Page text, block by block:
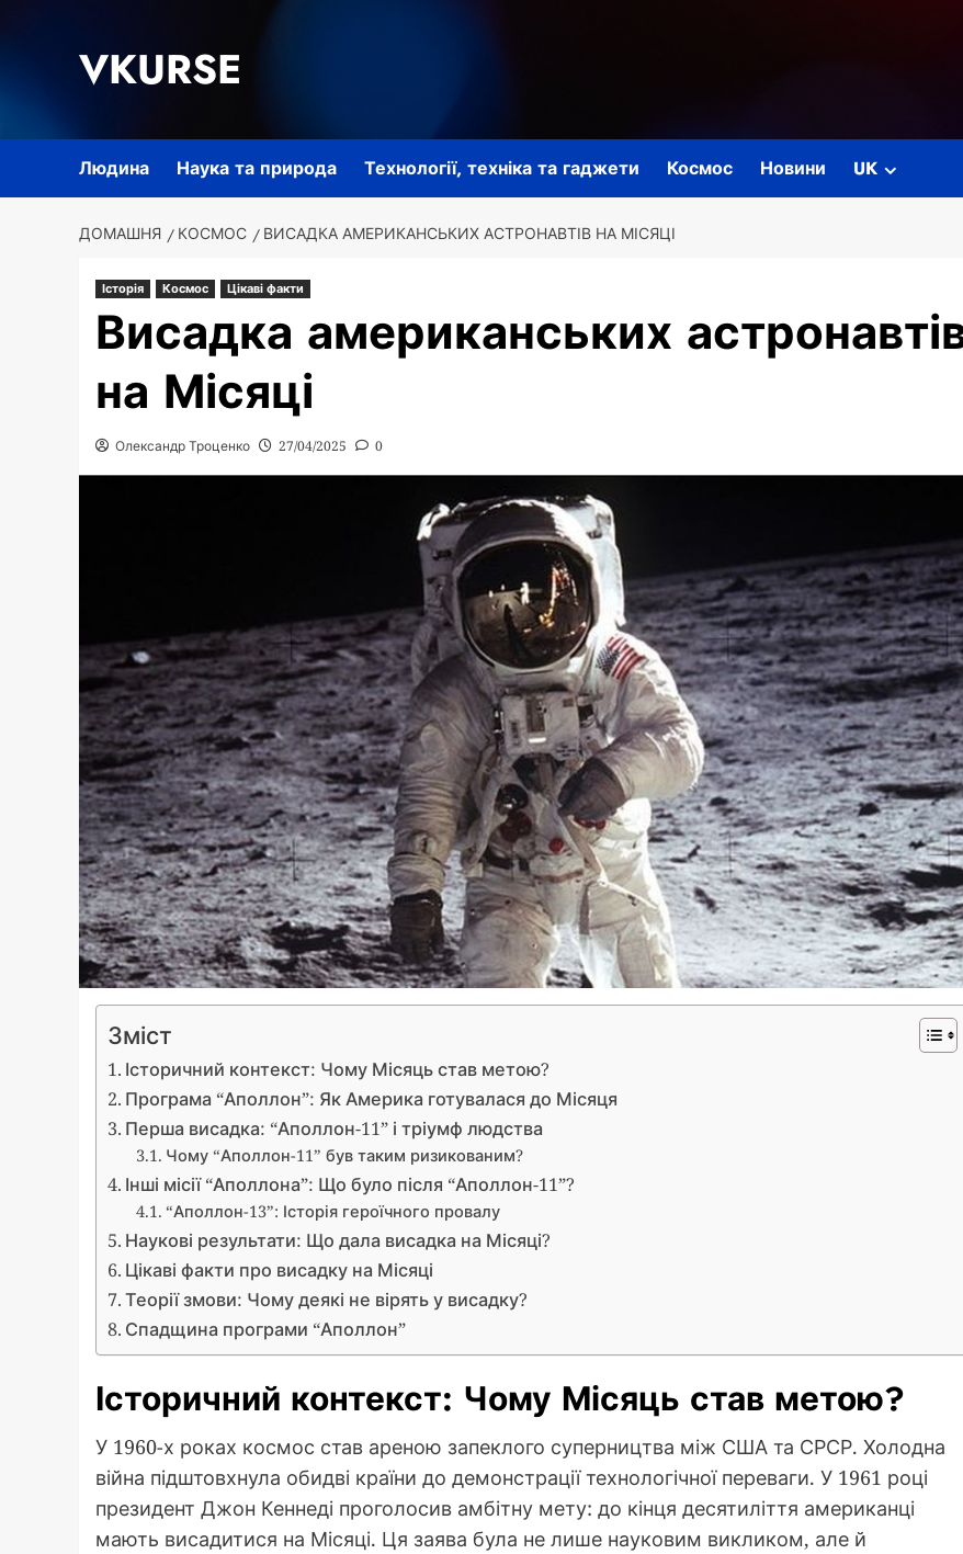
VKURSE
Людина Наука та природа Технології, техніка та гаджети Космос Новини UK
ДОМАШНЯ КОСМОС ВИСАДКА АМЕРИКАНСЬКИХ АСТРОНАВТІВ НА МІСЯЦІ
Історія Космос Цікаві факти
Висадка американських
на Місяці
Олександр Троценко 27/04/2025 0
Зміст
Історичний контекст: Чому Місяць став метою?
Програма “Аполлон”: Як Америка готувалася до Місяця
Перша висадка: “Аполлон-11” і тріумф людства
Чому “Аполлон-11” був таким ризикованим?
Інші місії “Аполлона”: Що було після “Аполлон-11”?
“Аполлон-13”: Історія героїчного провалу
Наукові результати: Що дала висадка на Місяці?
Цікаві факти про висадку на Місяці
Теорії змови: Чому деякі не вірять у висадку?
Спадщина програми “Аполлон”
Історичний контекст: Чому Місяць став метою?
У 1960-х роках космос став ареною запеклого суперництва між США та СРСР. Холодна
війна підштовхнула обидві країни до демонстрації технологічної переваги. У 1961 році
президент Джон Кеннеді проголосив амбітну мету: до кінця десятиліття американці
мають висадитися на Місяці. Ця заява була не лише науковим викликом, але й